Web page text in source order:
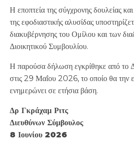
Η εποπτεία της σύγχρονης δουλείας
της εφοδιαστικής αλυσίδας
διακυβέρνησης του Ομίλου και των
Διοικητικού Συμβουλίου.
Η παρούσα δήλωση εγκρίθηκε από το
στις 29 Μαΐου 2026, το οποίο θα την
ενημερώνει σε ετήσια βάση.
Δρ Γκράχαμ Ριτς
Διευθύνων Σύμβουλος
8 Ιουνίου 2026